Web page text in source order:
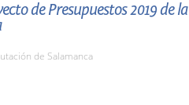
de Presupuestos 2019 de la
de Salamanca